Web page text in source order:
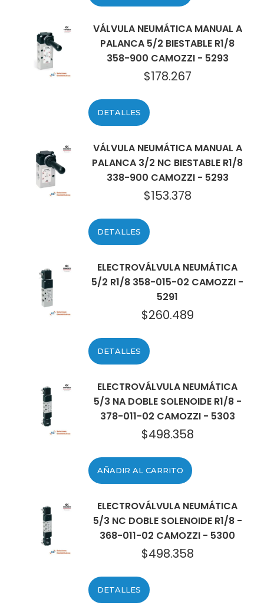
VÁLVULA NEUMÁTICA MANUAL A
PALANCA 5/2 BIESTABLE R1/8
358-900 CAMOZZI - 5293
$178.267
DETALLES
VÁLVULA NEUMÁTICA MANUAL A
PALANCA 3/2 NC BIESTABLE R1/8
338-900 CAMOZZI - 5293
$153.378
DETALLES
ELECTROVÁLVULA NEUMÁTICA
5/2 R1/8 358-015-02 CAMOZZI -
5291
$260.489
DETALLES
ELECTROVÁLVULA NEUMÁTICA
5/3 NA DOBLE SOLENOIDE R1/8 -
378-011-02 CAMOZZI - 5303
$498.358
AÑADIR AL CARRITO
ELECTROVÁLVULA NEUMÁTICA
5/3 NC DOBLE SOLENOIDE R1/8 -
368-011-02 CAMOZZI - 5300
$498.358
DETALLES